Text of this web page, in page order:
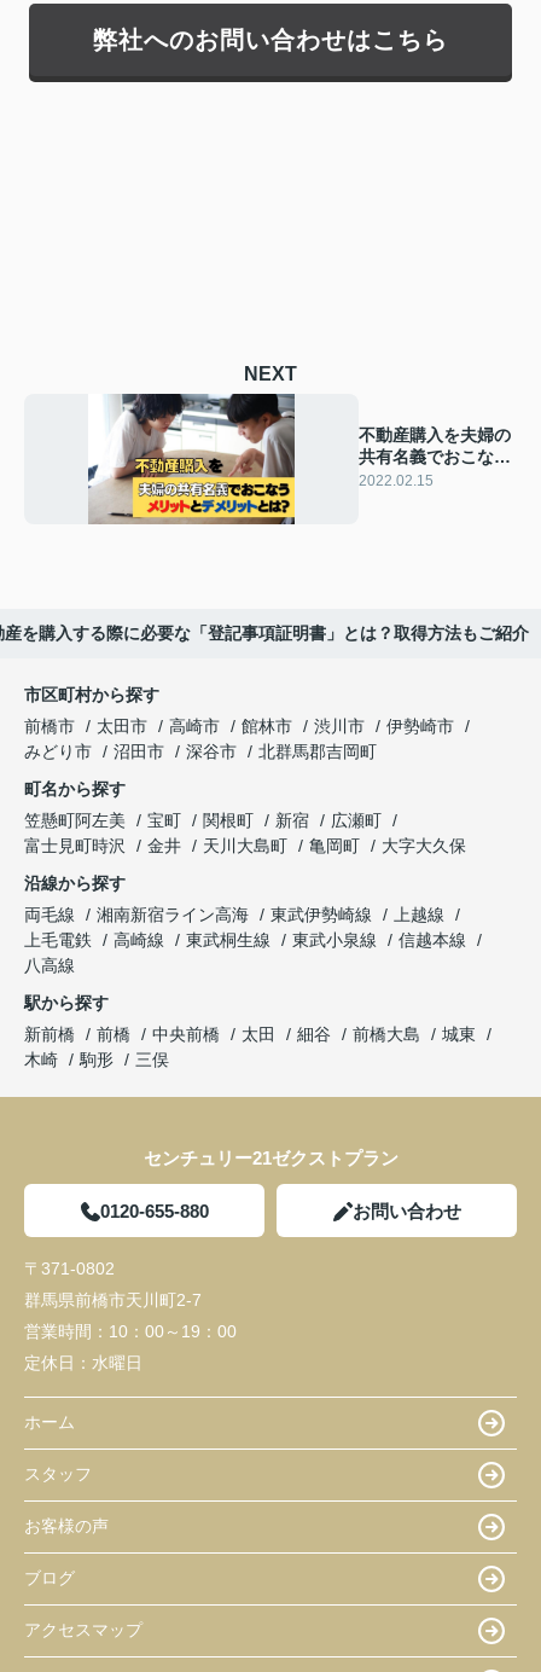
弊社へのお問い合わせはこちら
NEXT
不動産購入を夫婦の
共有名義でおこなう
メリットとデメリッ
2022.02.15
産を購入する際に必要な「登記事項証明書」とは？取得方法もご紹介
市区町村から探す
前橋市
太田市 高崎市 館林市 渋川市
伊勢崎市
みどり市
沼田市 深谷市
北群馬郡吉岡町
町名から探す
笠懸町阿左美
宝町 関根町 新宿
広瀬町
富士見町時沢
金井 天川大島町 亀岡町
大字大久保
沿線から探す
両毛線
湘南新宿ライン高海 東武伊勢崎線
上越線
上毛電鉄
高崎線 東武桐生線 東武小泉線
信越本線
八高線
駅から探す
新前橋
前橋 中央前橋 太田 細谷 前橋大島
城東
木崎
駒形 三俣
センチュリー21ゼクストプラン
0120-655-880 お問い合わせ
〒371-0802
群馬県前橋市天川町2-7
営業時間： 10：00～19：00
定休日： 水曜日
ホーム
スタッフ
お客様の声
ブログ
アクセスマップ